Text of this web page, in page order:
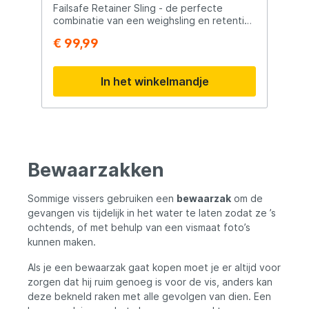
Failsafe Retainer Sling - de perfecte
combinatie van een weighsling en retention
karper te waarborgen tijdens het
vangst. Kenmerken en Voordelen: ·
Veilig en Drijvend Ontwerp: Het drijvende
uitklapbare frame, vastgemaakt aan de
weighsling, zorgt voor een drijvende
rustige plek om te herstellen van de dril
De Failsafe Retainer Sling wordt geleverd
met een verlengkoord inclusief bankstick
bevestiging, waardoor je de sling veilig
kunt weg hangen en beveiligen. Met zware
ritsen voor soepel gebruik aan de
en transportpouch voor gemakkelijk en
veilig vervoer. · Weerbestendig en
Veilig: Uitgevoerd in zwaar
kwaliteitsweerbestendig gaas, zorgt de
€ 99,99
In het winkelmandje
Bewaarzakken
Sommige vissers gebruiken een bewaarzak om de
gevangen vis tijdelijk in het water te laten zodat ze ’s
ochtends, of met behulp van een vismaat foto’s
kunnen maken.
Als je een bewaarzak gaat kopen moet je er altijd voor
zorgen dat hij ruim genoeg is voor de vis, anders kan
deze bekneld raken met alle gevolgen van dien. Een